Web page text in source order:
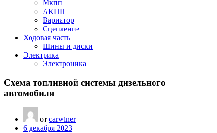
Мкпп
АКПП
Вариатор
Сцепление
Ходовая часть
Шины и диски
Электрика
Электроника
Схема топливной системы дизельного
автомобиля
от carwiner
6 декабря 2023